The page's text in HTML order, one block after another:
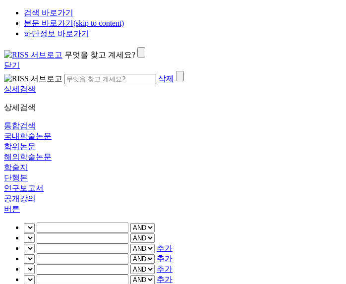
검색 바로가기
본문 바로가기(skip to content)
하단정보 바로가기
무엇을 찾고 계세요?
닫기
삭제
상세검색
상세검색
통합검색
국내학술논문
학위논문
해외학술논문
학술지
단행본
연구보고서
공개강의
버튼
추가
추가
추가
추가